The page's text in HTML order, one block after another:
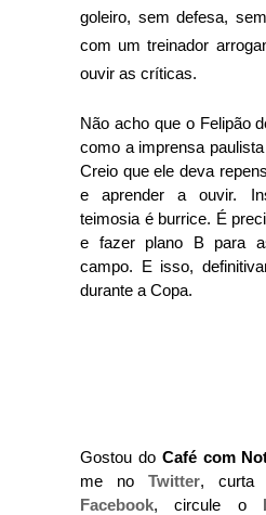
goleiro, sem defesa,
com um treinador
ouvir as críticas.
Não acho que o Felipão
como a imprensa
Creio que ele deva
e aprender a ouvir.
teimosia é burrice. É
e fazer plano B para
campo. E isso,
durante a Copa.
Gostou do Café com
me no Twitter,
Facebook, circule o